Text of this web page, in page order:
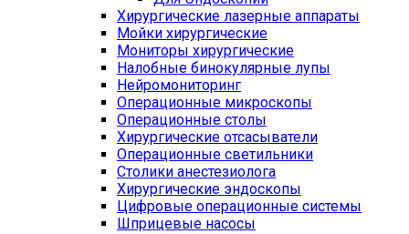
Хирургические лазерные аппараты
Мойки хирургические
Мониторы хирургические
Налобные бинокулярные лупы
Нейромониторинг
Операционные микроскопы
Операционные столы
Хирургические отсасыватели
Операционные светильники
Столики анестезиолога
Хирургические эндоскопы
Цифровые операционные системы
Шприцевые насосы